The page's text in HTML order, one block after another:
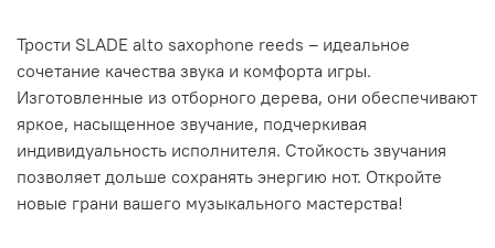
Трости SLADE alto saxophone reeds – идеальное
сочетание качества звука и комфорта игры.
Изготовленные из отборного дерева, они обеспечивают
яркое, насыщенное звучание, подчеркивая
индивидуальность исполнителя. Стойкость звучания
позволяет дольше сохранять энергию нот. Oткройте
новые грани вашего музыкального мастерства!